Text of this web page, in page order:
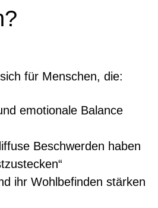
für Menschen, die:
emotionale Balance
Beschwerden haben
ihr Wohlbefinden stärken